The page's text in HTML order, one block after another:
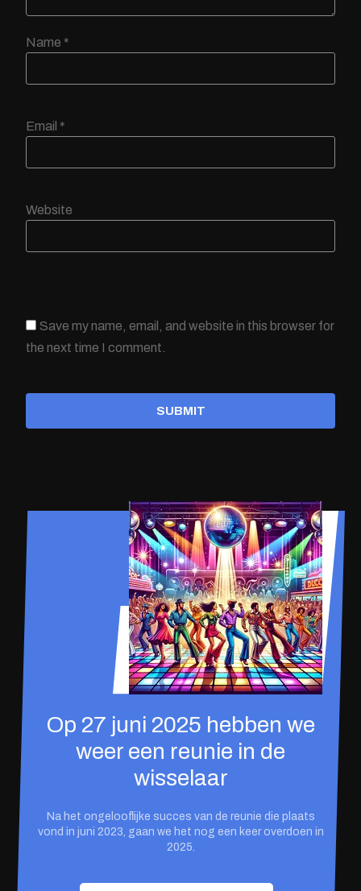
Name *
Email *
Website
Save my name, email, and website in this browser for
the next time I comment.
SUBMIT
Op 27 juni 2025 hebben we
weer een reunie in de
wisselaar
Na het ongelooflijke succes van de reunie die plaats
vond in juni 2023, gaan we het nog een keer overdoen in
2025.